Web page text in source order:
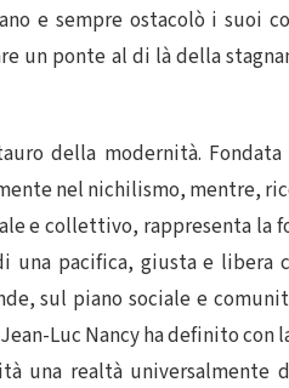
e sempre ostacolò i suoi
un ponte al di là della
della modernità. Fondata
nel nichilismo, mentre,
e collettivo, rappresenta la
una pacifica, giusta e libera
sul piano sociale e
Luc Nancy ha definito con
una realtà universalmente